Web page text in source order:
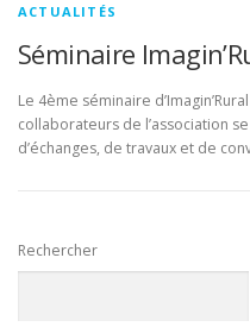
ACTUALITÉS
Séminaire
Le 4ème séminaire
collaborateurs de l’association
d’échanges, de travaux et de
Rechercher